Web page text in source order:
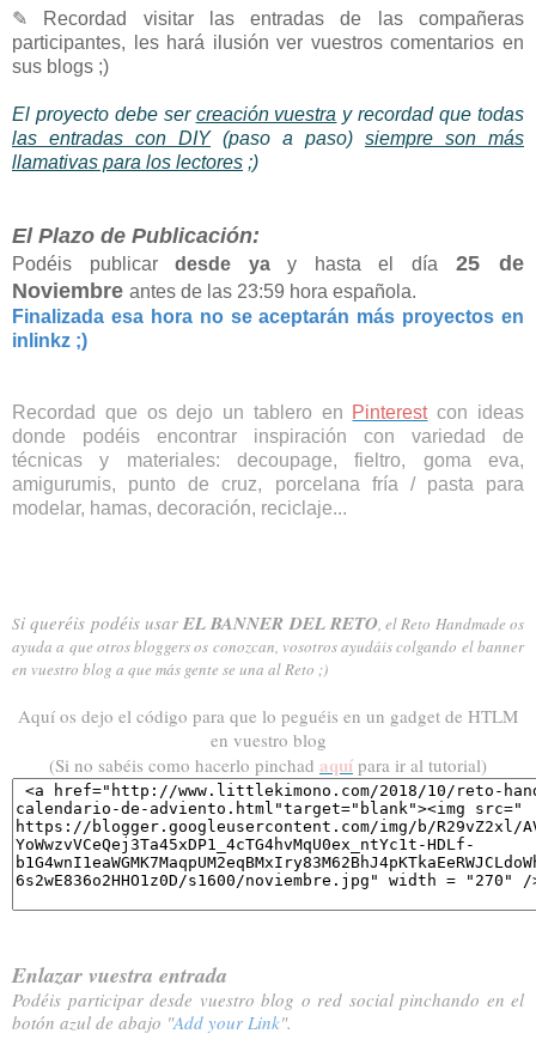
✎ Recordad visitar l as entradas de las compañeras
participantes, les hará ilusión ver vuestros comentarios en
sus blogs ;)
El proyecto debe ser creación vuestra y recordad que todas
las entradas con DIY(paso a paso) siempre son más
llamativas para los lectores ;)
El Plazo de Publicación:
Podéis publicardesde yay hasta el día
25 de
Noviembre antes de las 23:59 hora española.
Finalizada esa hora no se aceptarán más proyectos en
inlinkz ;)
Recordad que os dejo un tablero en Pinterestcon ideas
donde podéis encontrar inspiración con variedad de
técnicas y materiales: decoupage, fieltro, goma eva,
amigurumis, punto de cruz, porcelana fría / pasta para
modelar, hamas, decoración, reciclaje...
Si queréis podéis usarEL BANNER DEL RETO, el Reto Handmade os
ayuda a que otros bloggers os conozcan, vosotros ayudáis colgando el banner
en vuestro blog a que más gente se una al Reto ;)
Aquí os dejo el código para que lo peguéis en un gadget de HTLM
en vuestro blog
(Si no sabéis como hacerlo pinchad aquí para ir al tutorial)
Enlazar vuestra entrada
Podéis participar desde vuestro blog o red social pinchando en el
botón azul de abajo "Add your Link".